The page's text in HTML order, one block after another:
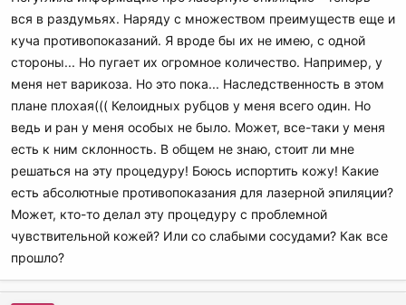
вся в раздумьях. Наряду с множеством преимуществ еще и
куча противопоказаний. Я вроде бы их не имею, с одной
стороны... Но пугает их огромное количество. Например, у
меня нет варикоза. Но это пока... Наследственность в этом
плане плохая((( Келоидных рубцов у меня всего один. Но
ведь и ран у меня особых не было. Может, все-таки у меня
есть к ним склонность. В общем не знаю, стоит ли мне
решаться на эту процедуру! Боюсь испортить кожу! Какие
есть абсолютные противопоказания для лазерной эпиляции?
Может, кто-то делал эту процедуру с проблемной
чувствительной кожей? Или со слабыми сосудами? Как все
прошло?